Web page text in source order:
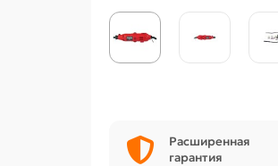
Расширенная
гарантия